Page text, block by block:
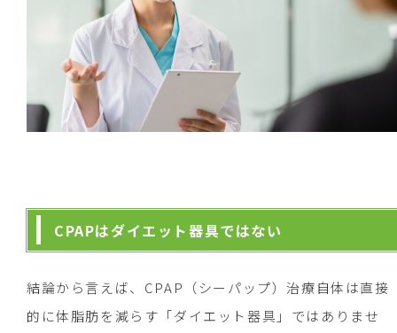
CPAPはダイエット器具ではない
結論から言えば、CPAP（シーパップ）治療自体は直接
的に体脂肪を減らす「ダイエット器具」ではありませ